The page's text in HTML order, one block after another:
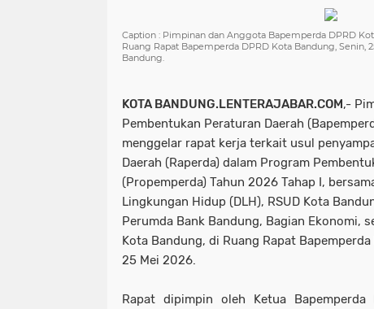
Caption : Pimpinan dan Anggota Bapemperda DPRD
Ruang Rapat Bapemperda DPRD Kota Bandung, Senin,
Bandung.
KOTA BANDUNG.LENTERAJABAR.COM,-
Pembentukan Peraturan Daerah
menggelar rapat kerja terkait usul
Daerah (Raperda) dalam Program
(Propemperda) Tahun 2026 Tahap I,
Lingkungan Hidup (DLH), RSUD Kota
Perumda Bank Bandung, Bagian Ekonomi,
Kota Bandung, di Ruang Rapat
25 Mei 2026.
Rapat dipimpin oleh Ketua Bapemperda